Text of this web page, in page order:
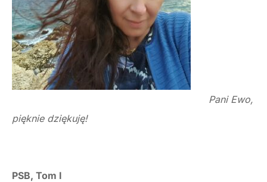
Pani Ewo,
pięknie dziękuję!
PSB, Tom I